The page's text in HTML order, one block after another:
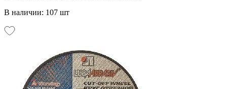
В наличии: 107 шт